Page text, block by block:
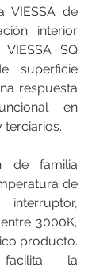
VIESSA de
interior
SQ
superficie
respuesta
en
terciarios.
de familia
de
3000K,
producto.
facilita la